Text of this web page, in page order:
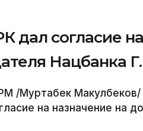
дал согласие
Нацбанка
/Муртабек Макулбеков/
на назначение на